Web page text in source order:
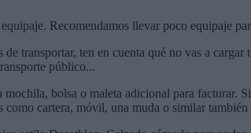
Recomendamos llevar poco equipaje
de transportar, ten en cuenta qué no vas a
público...
bolsa o maleta adicional para facturar.
como cartera, móvil, una muda o similar también